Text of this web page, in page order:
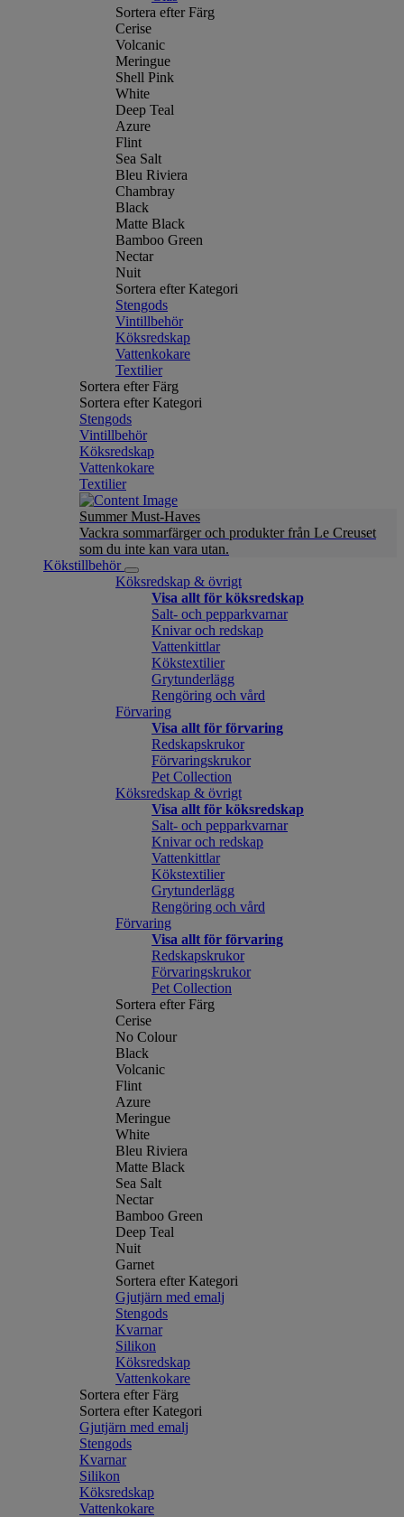
Sortera efter Färg
Cerise
Volcanic
Meringue
Shell Pink
White
Deep Teal
Azure
Flint
Sea Salt
Bleu Riviera
Chambray
Black
Matte Black
Bamboo Green
Nectar
Nuit
Sortera efter Kategori
Stengods
Vintillbehör
Köksredskap
Vattenkokare
Textilier
Sortera efter Färg
Sortera efter Kategori
Stengods
Vintillbehör
Köksredskap
Vattenkokare
Textilier
Summer Must-Haves
Vackra sommarfärger och produkter från Le Creuset
som du inte kan vara utan.
Kökstillbehör
Köksredskap & övrigt
Visa allt för köksredskap
Salt- och pepparkvarnar
Knivar och redskap
Vattenkittlar
Kökstextilier
Grytunderlägg
Rengöring och vård
Förvaring
Visa allt för förvaring
Redskapskrukor
Förvaringskrukor
Pet Collection
Köksredskap & övrigt
Visa allt för köksredskap
Salt- och pepparkvarnar
Knivar och redskap
Vattenkittlar
Kökstextilier
Grytunderlägg
Rengöring och vård
Förvaring
Visa allt för förvaring
Redskapskrukor
Förvaringskrukor
Pet Collection
Sortera efter Färg
Cerise
No Colour
Black
Volcanic
Flint
Azure
Meringue
White
Bleu Riviera
Matte Black
Sea Salt
Nectar
Bamboo Green
Deep Teal
Nuit
Garnet
Sortera efter Kategori
Gjutjärn med emalj
Stengods
Kvarnar
Silikon
Köksredskap
Vattenkokare
Sortera efter Färg
Sortera efter Kategori
Gjutjärn med emalj
Stengods
Kvarnar
Silikon
Köksredskap
Vattenkokare